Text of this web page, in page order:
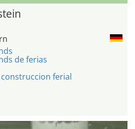
de ferias
ferial